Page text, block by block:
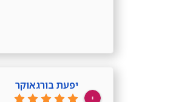
יפעת בורגאוקר